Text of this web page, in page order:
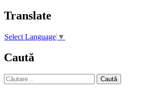
Translate
Select Language ▼
Caută
Caută
după: